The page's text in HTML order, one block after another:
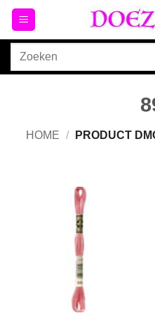
Ga
naar
inhoud
Zoeken
HOME / PRODUCT